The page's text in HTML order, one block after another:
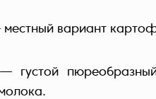
вариант
густой